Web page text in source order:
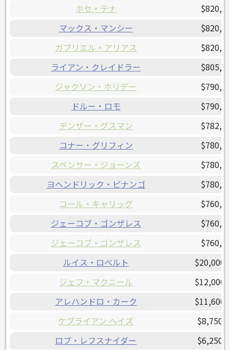
ホセ・テナ
マックス・マンシー
ガブリエル・アリアス
ライアン・クレイドラー
ジャクソン・ホリデー
ドルー・ロモ
デンザー・グスマン
コナー・グリフィン
スペンサー・ジョーンズ
ヨヘンドリック・ピナンゴ
コール・キャリッグ
ジェーコブ・ゴンザレス
ジェーコブ・ゴンザレス
ルイス・ロベルト
ジェフ・マクニール
アレハンドロ・カーク
ケブライアン ヘイズ
ロブ・レフスナイダー